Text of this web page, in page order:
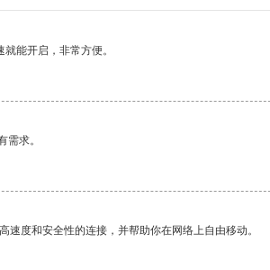
能开启，非常方便。
需求。
速度和安全性的连接，并帮助你在网络上自由移动。